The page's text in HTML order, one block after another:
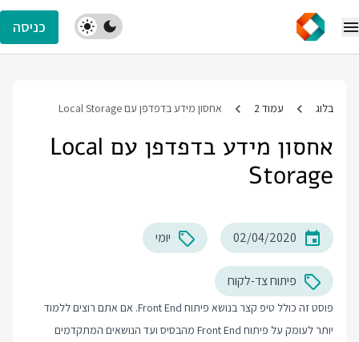
כניסה
בלוג עמוד 2 אחסון מידע בדפדפן עם Local Storage
אחסון מידע בדפדפן עם Local
Storage
02/04/2020 יומי
פיתוח צד-לקוח
פוסט זה כולל טיפ קצר בנושא פיתוח Front End. אם אתם רוצים ללמוד
יותר לעומק על פיתוח Front End מהבסיס ועד הנושאים המתקדמים